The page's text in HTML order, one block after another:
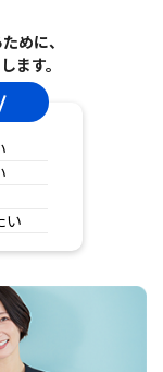
めに、
ます。
い